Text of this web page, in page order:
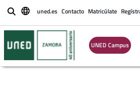
Buscar
uned.es Contacto Matricúlate
UNED Campus